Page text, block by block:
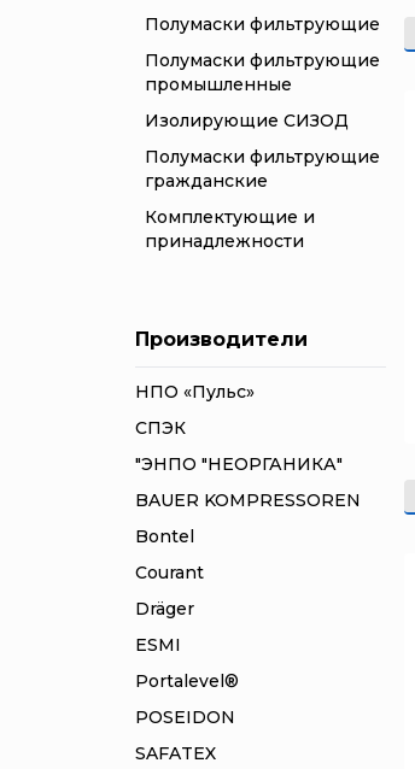
Полумаски фильтрующие
Полумаски фильтрующие
промышленные
Изолирующие СИЗОД
Полумаски фильтрующие
гражданские
Комплектующие и
принадлежности
Производители
НПО «Пульс»
СПЭК
"ЭНПО "НЕОРГАНИКА"
BAUER KOMPRESSOREN
Bontel
Courant
Dräger
ESMI
Portalevel®
POSEIDON
SAFATEX